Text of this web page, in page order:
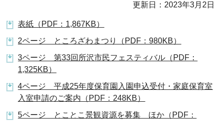
更新日：2023年3月2日
表紙（PDF：1,867KB）
2ページ ところざわまつり（PDF：980KB）
3ページ 第33回所沢市民フェスティバル（PDF：
1,325KB）
4ページ 平成25年度保育園入園申込受付・家庭保育室
入室申請のご案内（PDF：248KB）
5ページ とことこ景観資源を募集 ほか（PDF：